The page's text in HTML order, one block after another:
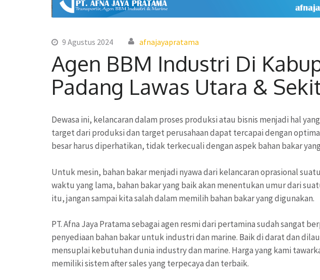
9 Agustus 2024 afnajayapratama
Agen BBM Industri Di
Padang Lawas Utara &
Dewasa ini, kelancaran dalam proses produksi atau bisnis menjadi hal
target dari produksi dan target perusahaan dapat tercapai dengan
besar harus diperhatikan, tidak terkecuali dengan aspek bahan bakar
Untuk mesin, bahan bakar menjadi nyawa dari kelancaran oprasional
waktu yang lama, bahan bakar yang baik akan menentukan umur dari
itu, jangan sampai kita salah dalam memilih bahan bakar yang digunakan.
PT. Afna Jaya Pratama sebagai agen resmi dari pertamina sudah sangat
penyediaan bahan bakar untuk industri dan marine. Baik di darat dan
mensuplai kebutuhan dunia industry dan marine. Harga yang kami
memiliki sistem after sales yang terpecaya dan terbaik.